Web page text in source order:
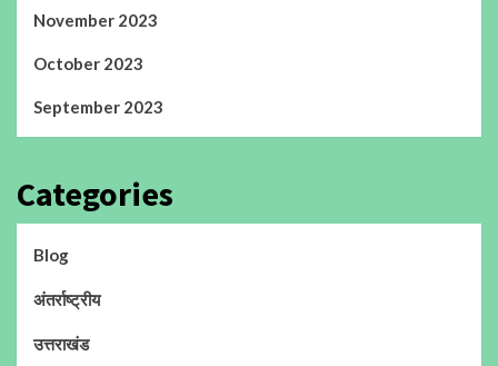
November 2023
October 2023
September 2023
Categories
Blog
अंतर्राष्ट्रीय
उत्तराखंड